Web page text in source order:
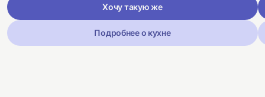
Хочу такую же
Подробнее о кухне